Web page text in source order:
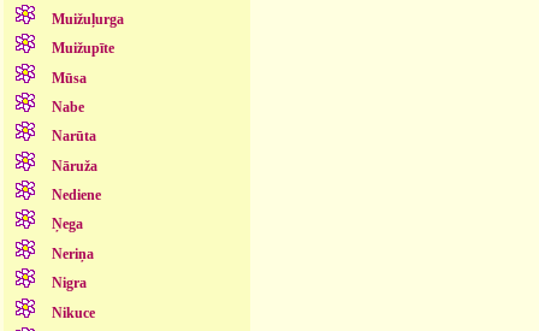
Muižuļurga
Muižupīte
Mūsa
Nabe
Narūta
Nāruža
Nediene
Ņega
Neriņa
Nigra
Nikuce